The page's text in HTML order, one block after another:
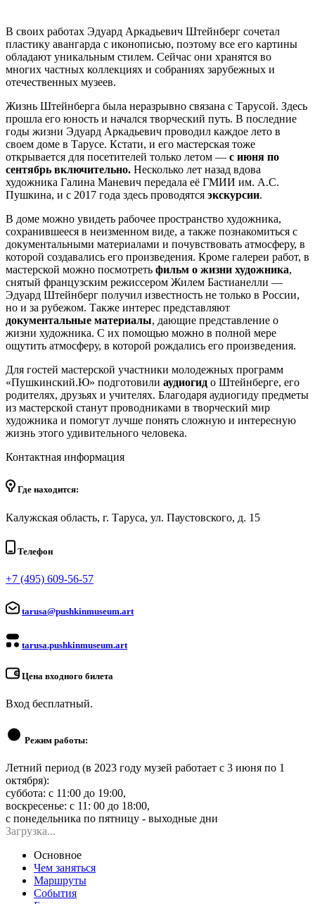
В своих работах Эдуард Аркадьевич Штейнберг сочетал
пластику авангарда с иконописью, поэтому все его картины
обладают уникальным стилем. Сейчас они хранятся во
многих частных коллекциях и собраниях зарубежных и
отечественных музеев.
Жизнь Штейнберга была неразрывно связана с Тарусой. Здесь
прошла его юность и начался творческий путь. В последние
годы жизни Эдуард Аркадьевич проводил каждое лето в
своем доме в Тарусе. Кстати, и его мастерская тоже
открывается для посетителей только летом — с июня по
сентябрь включительно. Несколько лет назад вдова
художника Галина Маневич передала её ГМИИ им. А.С.
Пушкина, и с 2017 года здесь проводятся экскурсии.
В доме можно увидеть рабочее пространство художника,
сохранившееся в неизменном виде, а также познакомиться с
документальными материалами и почувствовать атмосферу, в
которой создавались его произведения. Кроме галереи работ, в
мастерской можно посмотреть фильм о жизни художника,
снятый французским режиссером Жилем Бастианелли —
Эдуард Штейнберг получил известность не только в России,
но и за рубежом. Также интерес представляют
документальные материалы, дающие представление о
жизни художника. С их помощью можно в полной мере
ощутить атмосферу, в которой рождались его произведения.
Для гостей мастерской участники молодежных программ
«Пушкинский.Ю» подготовили аудиогид о Штейнберге, его
родителях, друзьях и учителях. Благодаря аудиогиду предметы
из мастерской станут проводниками в творческий мир
художника и помогут лучше понять сложную и интересную
жизнь этого удивительного человека.
Контактная информация
Где находится:
Калужская область, г. Таруса, ул. Паустовского, д. 15
Телефон
+7 (495) 609-56-57
tarusa@pushkinmuseum.art
tarusa.pushkinmuseum.art
Цена входного билета
Вход бесплатный.
Режим работы:
Летний период (в 2023 году музей работает с 3 июня по 1
октября):
суббота: с 11:00 до 19:00,
воскресенье: с 11: 00 до 18:00,
с понедельника по пятницу - выходные дни
Загрузка...
Основное
Чем заняться
Маршруты
События